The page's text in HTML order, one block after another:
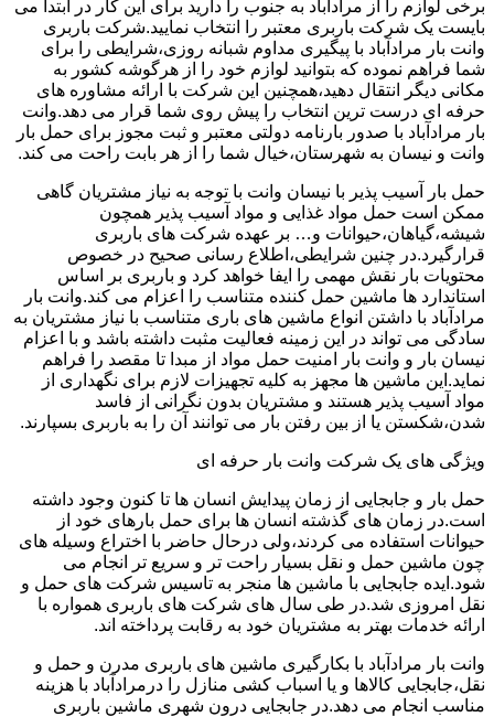
برخی لوازم را از مرادآباد به جنوب را دارید برای این کار در ابتدا می
بایست یک شرکت باربری معتبر را انتخاب نمایید.شرکت باربری
وانت بار مرادآباد با پیگیری مداوم شبانه روزی،شرایطی را برای
شما فراهم نموده که بتوانید لوازم خود را از هرگوشه کشور به
مکانی دیگر انتقال دهید،همچنین این شرکت با ارائه مشاوره های
حرفه ای درست ترین انتخاب را پیش روی شما قرار می دهد.وانت
بار مرادآباد با صدور بارنامه دولتی معتبر و ثبت مجوز برای حمل بار
وانت و نیسان به شهرستان،خیال شما را از هر بابت راحت می کند.
حمل بار آسیب پذیر با نیسان وانت با توجه به نیاز مشتریان گاهی
ممکن است حمل مواد غذایی و مواد آسیب پذیر همچون
شیشه،گیاهان،حیوانات و… بر عهده شرکت های باربری
قرارگیرد.در چنین شرایطی،اطلاع رسانی صحیح در خصوص
محتویات بار نقش مهمی را ایفا خواهد کرد و باربری بر اساس
استاندارد ها ماشین حمل کننده متناسب را اعزام می کند.وانت بار
مرادآباد با داشتن انواع ماشین های باری متناسب با نیاز مشتریان به
سادگی می تواند در این زمینه فعالیت مثبت داشته باشد و با اعزام
نیسان بار و وانت بار امنیت حمل مواد از مبدا تا مقصد را فراهم
نماید.این ماشین ها مجهز به کلیه تجهیزات لازم برای نگهداری از
مواد آسیب پذیر هستند و مشتریان بدون نگرانی از فاسد
شدن،شکستن یا از بین رفتن بار می توانند آن را به باربری بسپارند.
ویژگی های یک شرکت وانت بار حرفه ای
حمل بار و جابجایی از زمان پیدایش انسان ها تا کنون وجود داشته
است.در زمان های گذشته انسان ها برای حمل بارهای خود از
حیوانات استفاده می کردند،ولی درحال حاضر با اختراع وسیله های
چون ماشین حمل و نقل بسیار راحت تر و سریع تر انجام می
شود.ایده جابجایی با ماشین ها منجر به تاسیس شرکت های حمل و
نقل امروزی شد.در طی سال های شرکت های باربری همواره با
ارائه خدمات بهتر به مشتریان خود به رقابت پرداخته اند.
وانت بار مرادآباد با بکارگیری ماشین های باربری مدرن و حمل و
نقل،جابجایی کالاها و یا اسباب کشی منازل را درمرادآباد با هزینه
مناسب انجام می دهد.در جابجایی درون شهری ماشین باربری